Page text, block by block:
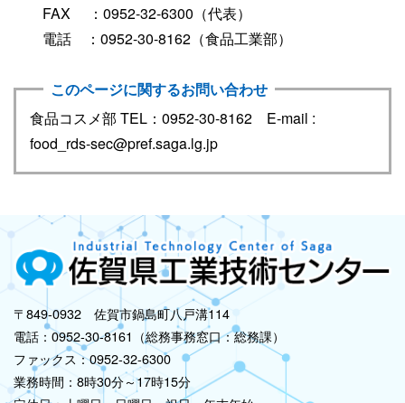
FAX ：0952-32-6300（代表）
電話 ：0952-30-8162（食品工業部）
このページに関するお問い合わせ
食品コスメ部 TEL：0952-30-8162 E-mail :
food_rds-sec@pref.saga.lg.jp
〒849-0932 佐賀市鍋島町八戸溝114
電話：0952-30-8161（総務事務窓口：総務課）
ファックス：0952-32-6300
業務時間：8時30分～17時15分